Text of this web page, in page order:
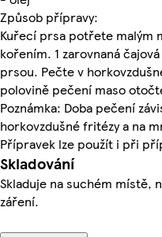
Způsob přípravy:
Kuřecí prsa potřete malým
kořením. 1 zarovnaná
prsou. Pečte v
polovině pečení maso
Poznámka: Doba pečení
horkovzdušné fritézy a na
Přípravek lze použít i při
Skladování
Skladuje na suchém místě,
záření.